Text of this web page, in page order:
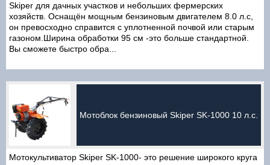
Skiper для дачных участков и небольших фермерских
хозяйств. Оснащён мощным бензиновым двигателем 8.0 л.с,
он превосходно справится с уплотненной почвой или старым
газоном.Ширина обработки 95 см -это больше стандартной.
Вы сможете быстро обра...
Мотоблок бензиновый Skiper SK-1000 10 л.с.
Мотокультиватор Skiper SK-1000- это решение широкого круга